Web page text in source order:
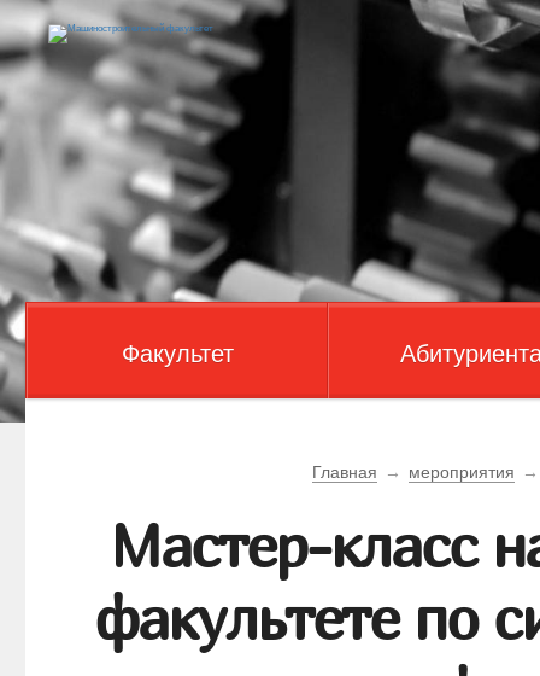
Факультет
Главная → мероприятия →
Мастер-класс
факультете по